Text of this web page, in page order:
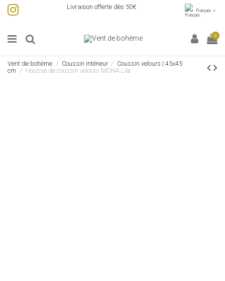
Livraison offerte dès 50€
Français
0
Vent de bohème Coussin intérieur
Coussin velours | 45x45
cm
Housse de coussin velours MONA Lila